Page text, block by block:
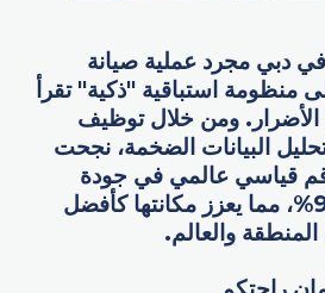
دبي مجرد عملية صيانة
منظومة استباقية "ذكية" تقرأ
الأضرار. ومن خلال توظيف
البيانات الضخمة، نجحت
قياسي عالمي في جودة
الطرق بنسبة 96.65%، مما يعزز مكانتها كأفضل
المنطقة والعالم.